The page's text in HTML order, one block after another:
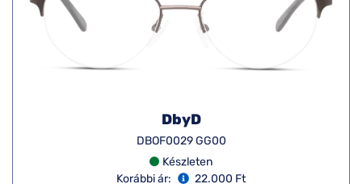
DbyD
DBOF0029 GG00
Készleten
Korábbi ár:
22.000 Ft